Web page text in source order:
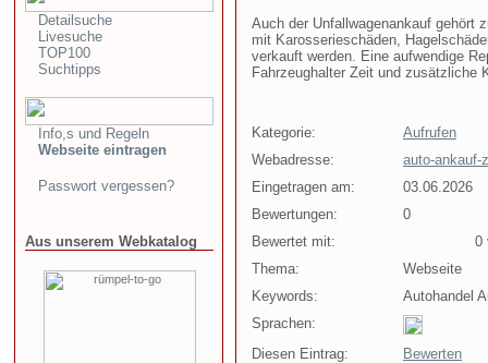
Detailsuche
Livesuche
TOP100
Suchtipps
Info,s und Regeln
Webseite eintragen
Passwort vergessen?
Aus unserem Webkatalog
Auch der Unfallwagenankauf gehört
mit Karosserieschäden,
verkauft werden. Eine aufwendige
Fahrzeughalter Zeit und zusätzliche
Kategorie:
Aufrufen
Webadresse:
auto-ankauf-
Eingetragen am:
03.06.2026
Bewertungen:
0
Bewertet mit:
0
Thema:
Webseite
Keywords:
Autohandel
Sprachen:
Diesen Eintrag:
Bewerten